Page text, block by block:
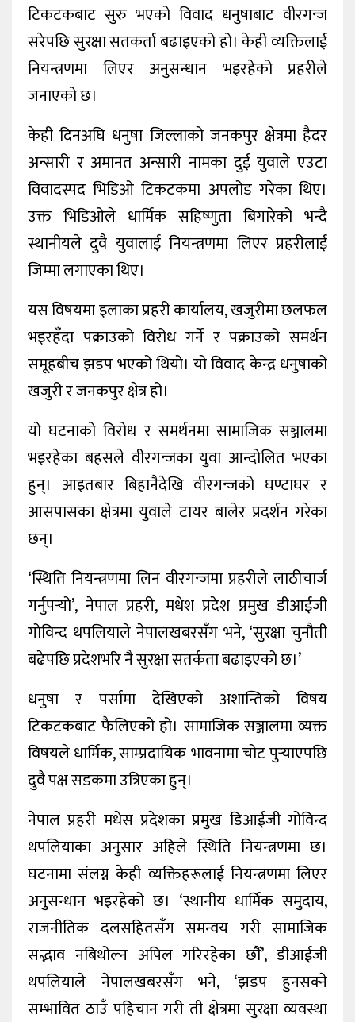
टिकटकबाट सुरु भएको विवाद धनुषाबाट वीरगन्ज
सरेपछि सुरक्षा सतकर्ता बढाइएको हो। केही व्यक्तिलाई
नियन्त्रणमा लिएर अनुसन्धान भइरहेको प्रहरीले
जनाएको छ।
केही दिनअघि धनुषा जिल्लाको जनकपुर क्षेत्रमा हैदर
अन्सारी र अमानत अन्सारी नामका दुई युवाले एउटा
विवादस्पद भिडिओ टिकटकमा अपलोड गरेका थिए।
उक्त भिडिओले धार्मिक सहिष्णुता बिगारेको भन्दै
स्थानीयले दुवै युवालाई नियन्त्रणमा लिएर प्रहरीलाई
जिम्मा लगाएका थिए।
यस विषयमा इलाका प्रहरी कार्यालय, खजुरीमा छलफल
भइरहँदा पक्राउको विरोध गर्ने र पक्राउको समर्थन
समूहबीच झडप भएको थियो। यो विवाद केन्द्र धनुषाको
खजुरी र जनकपुर क्षेत्र हो।
यो घटनाको विरोध र समर्थनमा सामाजिक सञ्जालमा
भइरहेका बहसले वीरगन्जका युवा आन्दोलित भएका
हुन्। आइतबार बिहानैदेखि वीरगन्जको घण्टाघर र
आसपासका क्षेत्रमा युवाले टायर बालेर प्रदर्शन गरेका
छन्।
‘स्थिति नियन्त्रणमा लिन वीरगन्जमा प्रहरीले लाठीचार्ज
गर्नुपर्‍यो’, नेपाल प्रहरी, मधेश प्रदेश प्रमुख डीआईजी
गोविन्द थपलियाले नेपालखबरसँग भने, ‘सुरक्षा चुनौती
बढेपछि प्रदेशभरि नै सुरक्षा सतर्कता बढाइएको छ।’
धनुषा र पर्सामा देखिएको अशान्तिको विषय
टिकटकबाट फैलिएको हो। सामाजिक सञ्जालमा व्यक्त
विषयले धार्मिक, साम्प्रदायिक भावनामा चोट पुर्‍याएपछि
दुवै पक्ष सडकमा उत्रिएका हुन्।
नेपाल प्रहरी मधेस प्रदेशका प्रमुख डिआईजी गोविन्द
थपलियाका अनुसार अहिले स्थिति नियन्त्रणमा छ।
घटनामा संलग्न केही व्यक्तिहरूलाई नियन्त्रणमा लिएर
अनुसन्धान भइरहेको छ। ‘स्थानीय धार्मिक समुदाय,
राजनीतिक दलसहितसँग समन्वय गरी सामाजिक
सद्भाव नबिथोल्न अपिल गरिरहेका छाैँ’, डीआईजी
थपलियाले नेपालखबरसँग भने, ‘झडप हुनसक्ने
सम्भावित ठाउँ पहिचान गरी ती क्षेत्रमा सुरक्षा व्यवस्था